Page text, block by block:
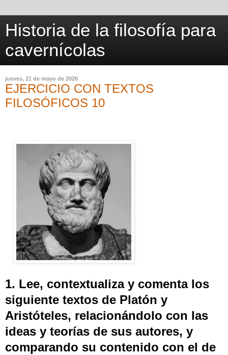
Historia de la filosofía para
cavernícolas
jueves, 21 de mayo de 2026
EJERCICIO CON TEXTOS
FILOSÓFICOS 10
1. Lee, contextualiza y comenta los
siguiente textos de Platón y
Aristóteles, relacionándolo con las
ideas y teorías de sus autores, y
comparando su contenido con el de